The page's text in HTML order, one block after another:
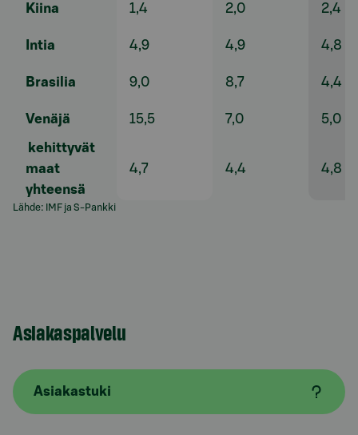
Kiina 1,4 2,0 2,4
Intia 4,9 4,9 4,8
Brasilia 9,0 8,7 4,4
Venäjä 15,5 7,0 5,0
kehittyvät
maat
yhteensä
4,7 4,4 4,8
Lähde: IMF ja S-Pankki
Asiakaspalvelu
Asiakastuki